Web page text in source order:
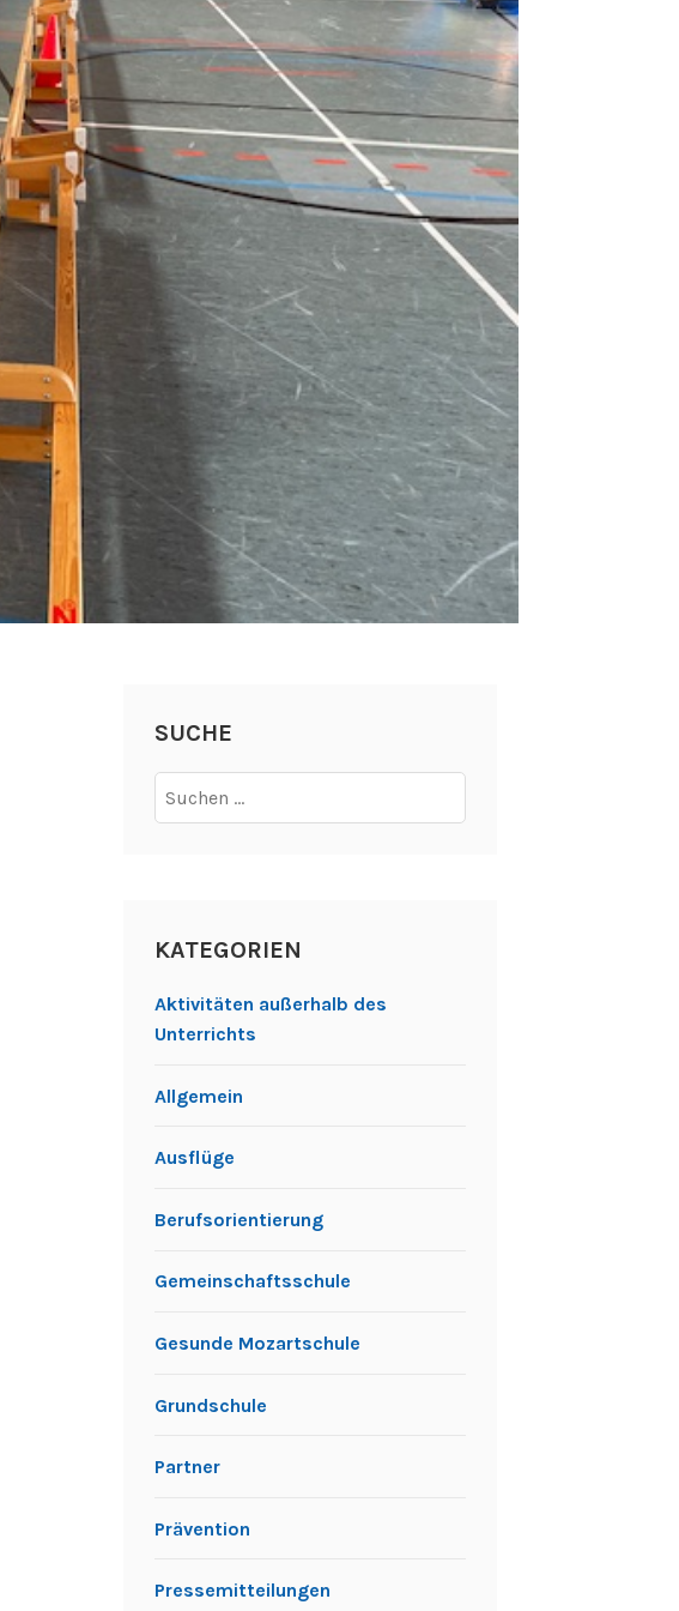
SUCHE
Suchen
nach:
KATEGORIEN
Aktivitäten außerhalb des
Unterrichts
Allgemein
Ausflüge
Berufsorientierung
Gemeinschaftsschule
Gesunde Mozartschule
Grundschule
Partner
Prävention
Pressemitteilungen